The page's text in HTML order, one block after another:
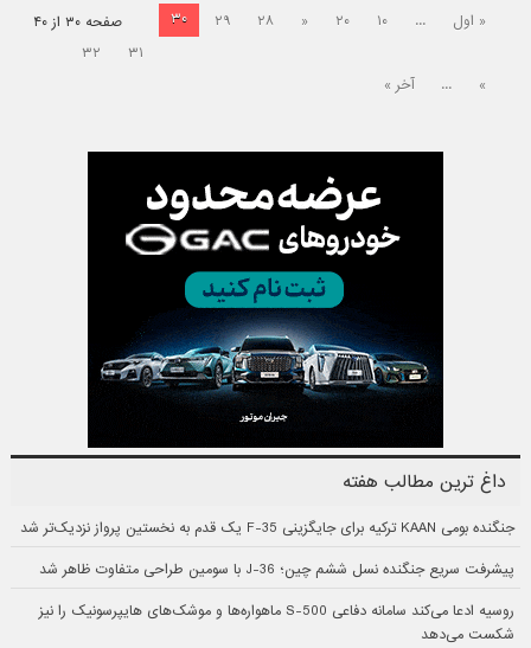
صفحه ۳۰ از ۴۰ « اول ... ۱۰ ۲۰ « ۲۸ ۲۹
۳۰
۳۱
۳۲
»
... آخر »
داغ ترین مطالب هفته
جنگنده بومی KAAN ترکیه برای جایگزینی F-35 یک قدم به نخستین پرواز نزدیک‌تر شد
پیشرفت سریع جنگنده نسل ششم چین؛ J-36 با سومین طراحی متفاوت ظاهر شد
روسیه ادعا می‌کند سامانه دفاعی S-500 ماهواره‌ها و موشک‌های هایپرسونیک را نیز
شکست می‌دهد